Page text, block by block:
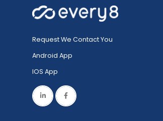
Request We Contact You
Android App
IOS App